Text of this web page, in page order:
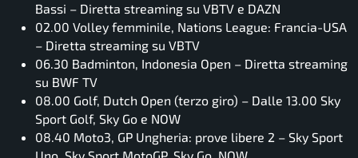
Bassi – Diretta streaming su VBTV e DAZN
02.00 Volley femminile, Nations League: Francia-USA
– Diretta streaming su VBTV
06.30 Badminton, Indonesia Open – Diretta streaming
su BWF TV
08.00 Golf, Dutch Open (terzo giro) – Dalle 13.00 Sky
Sport Golf, Sky Go e NOW
08.40 Moto3, GP Ungheria: prove libere 2 – Sky Sport